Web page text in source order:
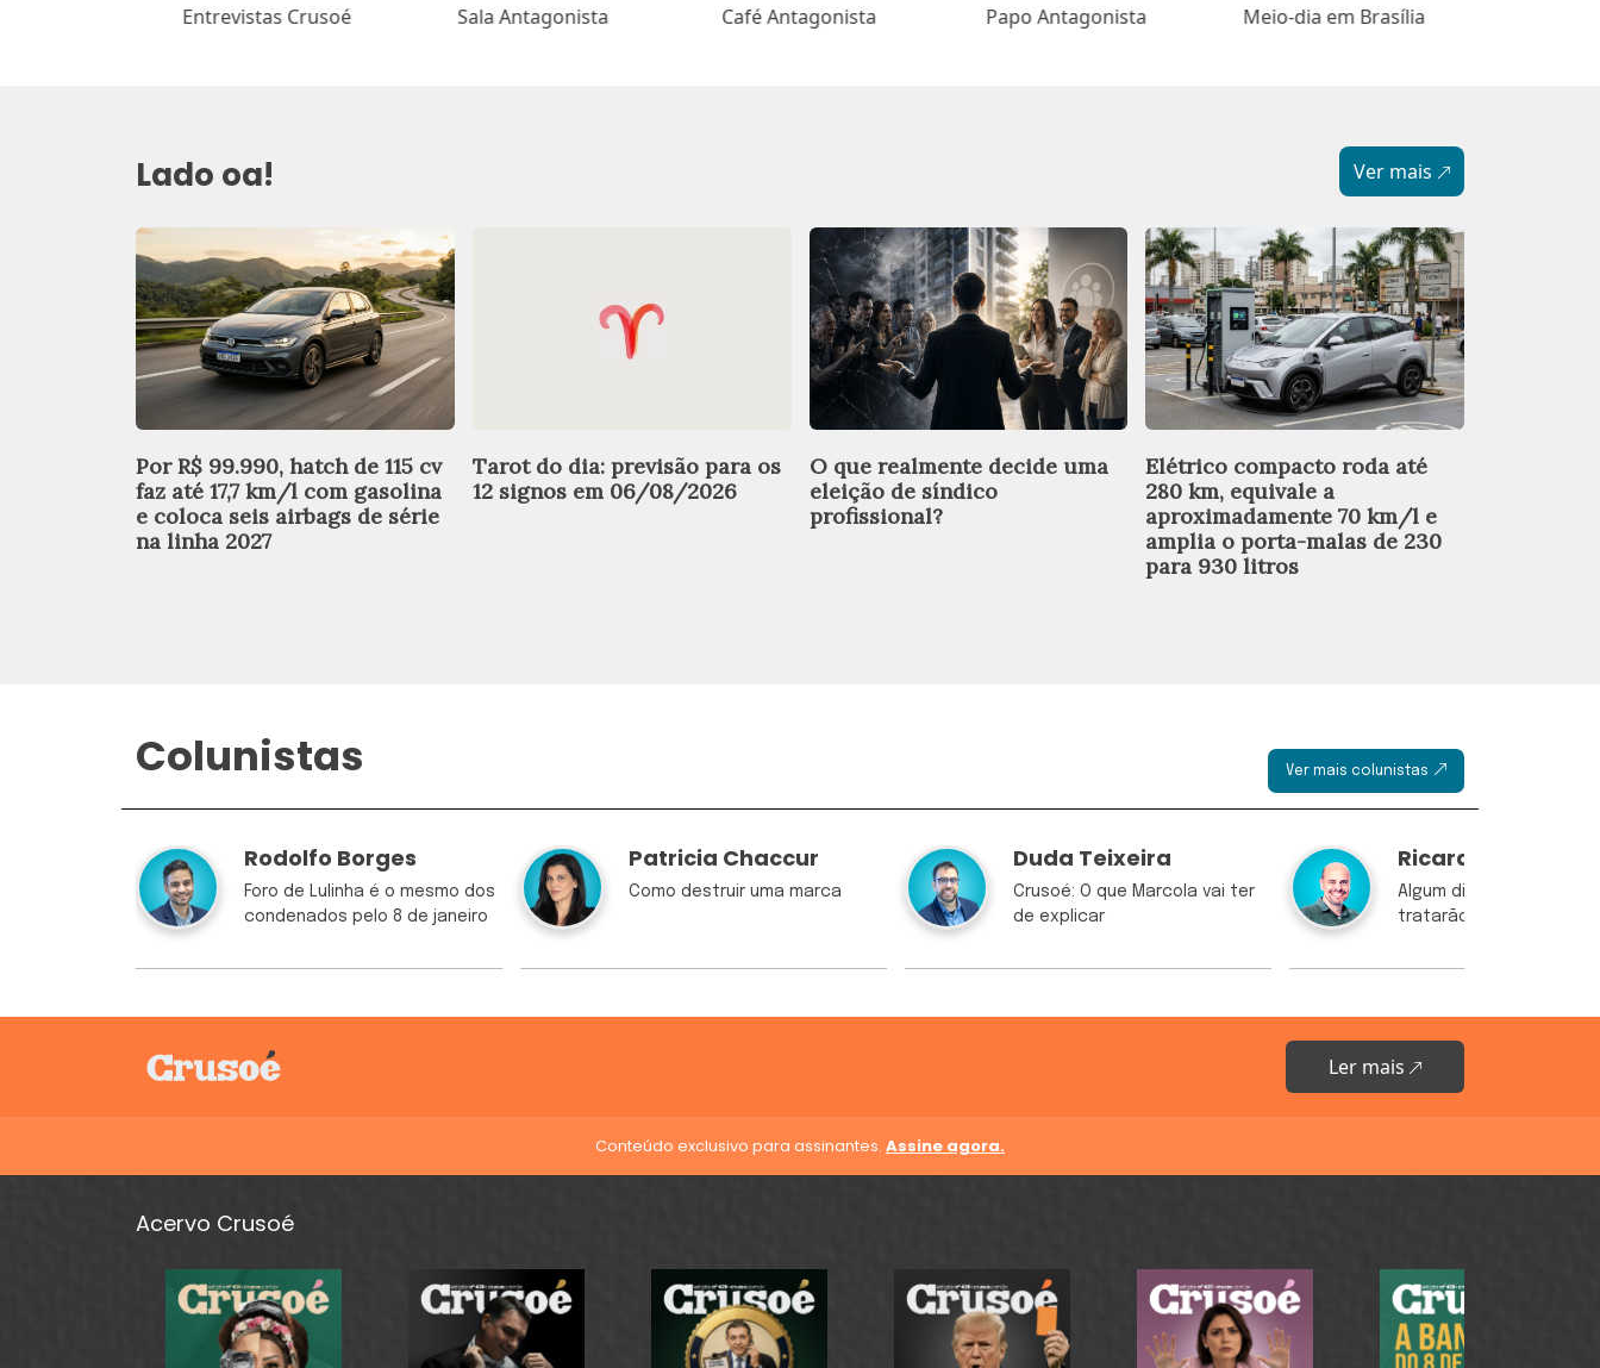
Sala Antagonista Café Antagonista Papo Antagonista Meio-dia em Brasília ⁠⁠Narrativas
Lado oa! Ver mais
Por R$ 99.990, hatch de 115 cv
faz até 17,7 km/l com gasolina
e coloca seis airbags de série
na linha 2027
Tarot do dia: previsão para os
12 signos em 06/08/2026
O que realmente decide uma
eleição de síndico
profissional?
Elétrico compacto roda até
280 km, equivale a
aproximadamente 70 km/l e
amplia o porta-malas de 230
para 930 litros
Colunistas Ver mais colunistas
Rodolfo Borges
Foro de Lulinha é o mesmo dos
condenados pelo 8 de janeiro
Patricia Chaccur
Como destruir uma marca
Duda Teixeira
Crusoé: O que Marcola vai ter
de explicar
Ricardo
Algum dia os políticos
tratarão como adultos?
Ler mais
Conteúdo exclusivo para assinantes. Assine agora.
Acervo Crusoé